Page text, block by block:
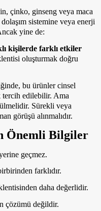
çinko, ginseng veya maca
sistemine veya enerji
yine de:
kişilerde farklı etkiler
oluşturmak doğru
bu ürünler cinsel
tercih edilebilir. Ama
Sürekli veya
görüşü alınmalıdır.
Önemli Bilgiler
geçmez.
farklıdır.
daha değerlidir.
çözümü değildir.